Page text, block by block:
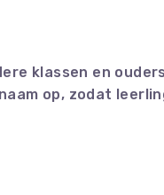
klassen en
op, zodat